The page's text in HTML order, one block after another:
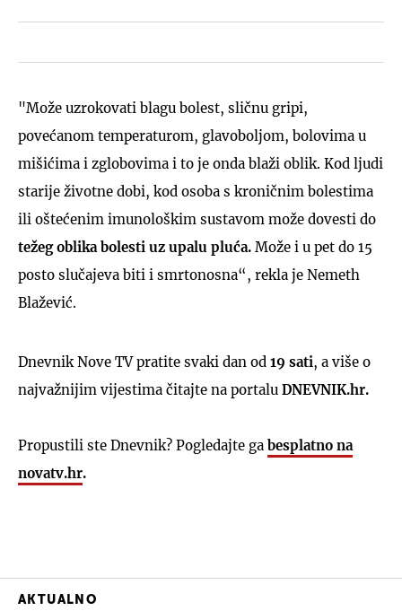
"Može uzrokovati blagu bolest, sličnu gripi,
povećanom temperaturom, glavoboljom, bolovima u
mišićima i zglobovima i to je onda blaži oblik. Kod ljudi
starije životne dobi, kod osoba s kroničnim bolestima
ili oštećenim imunološkim sustavom može dovesti do
težeg oblika bolesti uz upalu pluća. Može i u pet do 15
posto slučajeva biti i smrtonosna“, rekla je Nemeth
Blažević.
Dnevnik Nove TV pratite svaki dan od 19 sati, a više o
najvažnijim vijestima čitajte na portalu DNEVNIK.hr.
Propustili ste Dnevnik? Pogledajte ga besplatno na
novatv.hr.
AKTUALNO